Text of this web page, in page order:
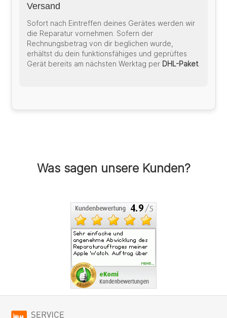
Versand
Sofort nach Eintreffen deines Gerätes werden wir
die Reparatur vornehmen. Sofern der
Rechnungsbetrag von dir beglichen wurde,
erhältst du dein funktionsfähiges und geprüftes
Gerät bereits am nächsten Werktag per DHL-Paket
Was sagen unsere Kunden?